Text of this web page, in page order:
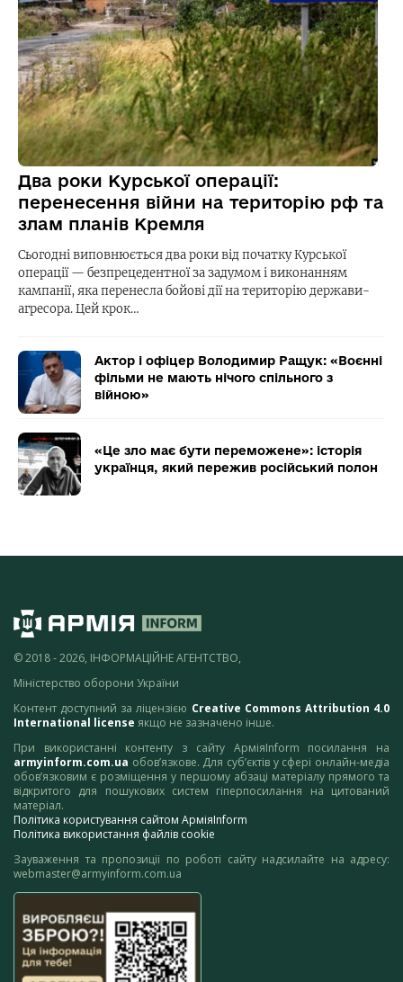
Два роки Курської операції:
перенесення війни на територію рф та
злам планів Кремля
Сьогодні виповнюється два роки від початку Курської
операції — безпрецедентної за задумом і виконанням
кампанії, яка перенесла бойові дії на територію держави-
агресора. Цей крок…
Актор і офіцер Володимир Ращук: «Воєнні
фільми не мають нічого спільного з
війною»
«Це зло має бути переможене»: історія
українця, який пережив російський полон
© 2018 - 2026, ІНФОРМАЦІЙНЕ АГЕНТСТВО,
Міністерство оборони України
Контент доступний за ліцензією Creative Commons Attribution 4.0
International license якщо не зазначено інше.
При використанні контенту з сайту АрміяInform посилання на
armyinform.com.ua обов’язкове. Для суб’єктів у сфері онлайн-медіа
обов’язковим є розміщення у першому абзаці матеріалу прямого та
відкритого для пошукових систем гіперпосилання на цитований
матеріал.
Політика користування сайтом АрміяInform
Політика використання файлів cookie
Зауваження та пропозиції по роботі сайту надсилайте на адресу:
webmaster@armyinform.com.ua